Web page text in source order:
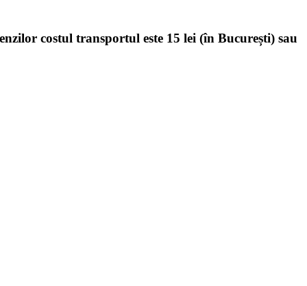
costul transportul este 15 lei (în București) sau